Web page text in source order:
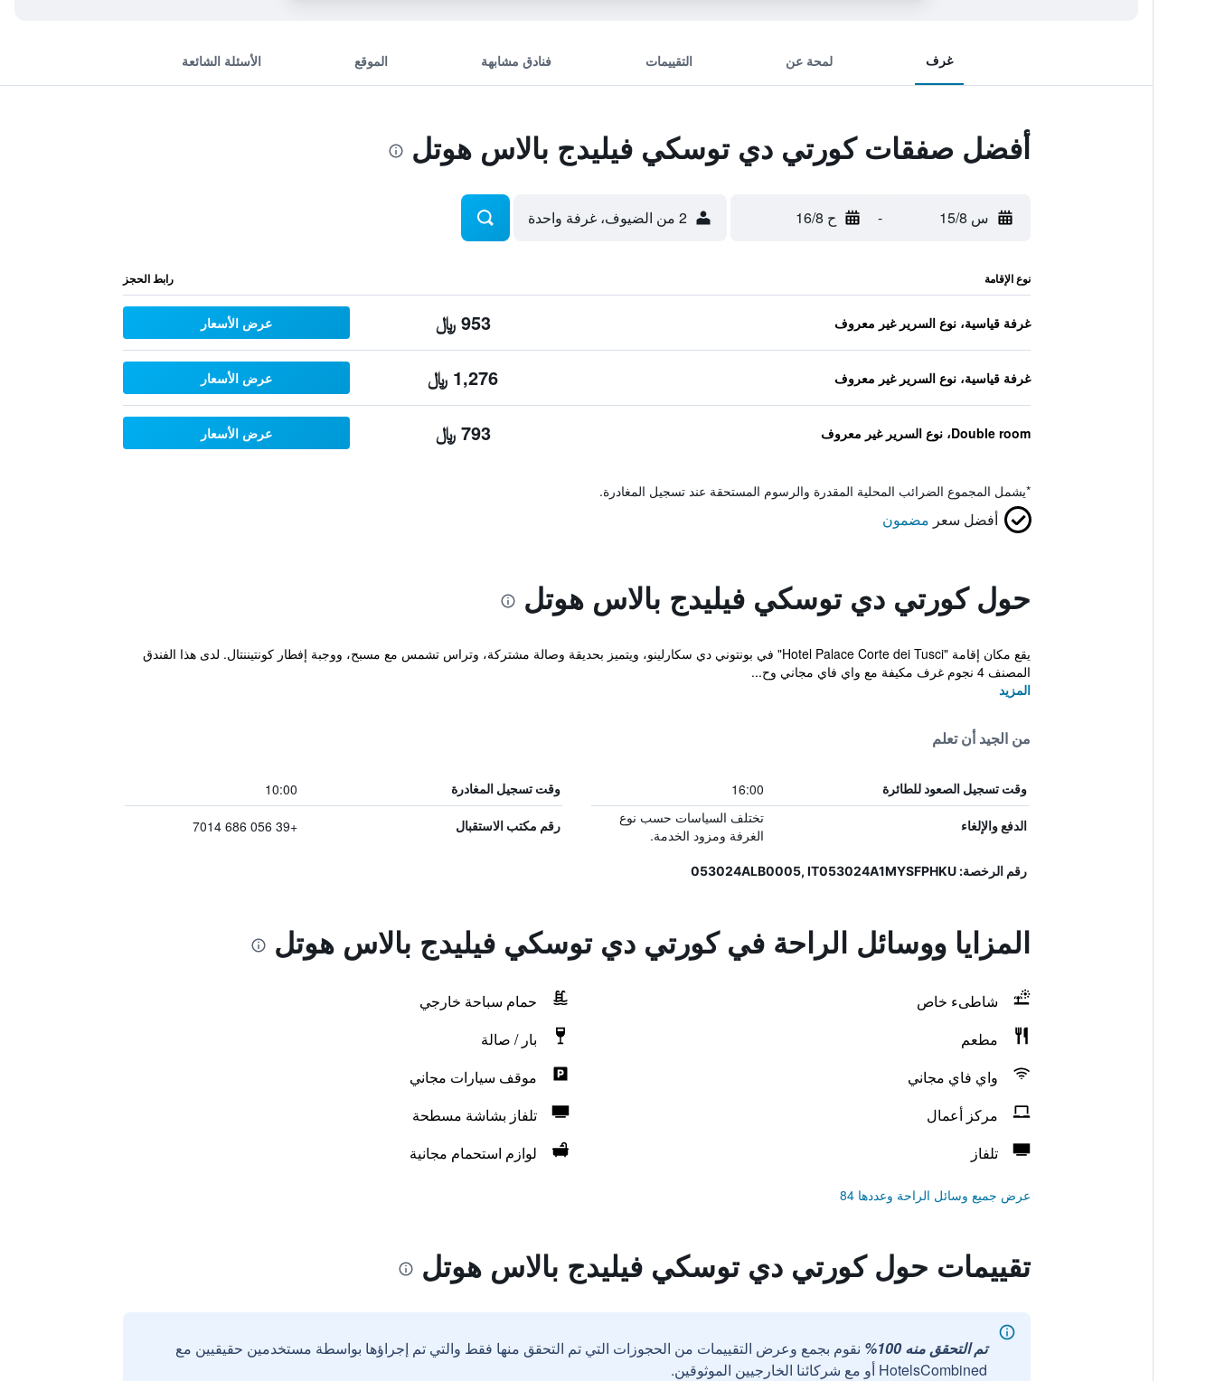
غرف لمحة عن التقييمات فنادق مشابهة الموقع الأسئلة الشائعة
أفضل صفقات كورتي دي توسكي فيليدج بالاس هوتل
س 15/8 - ح 16/8 2 من الضيوف، غرفة واحدة
نوع الإقامة رابط الحجز
غرفة قياسية، نوع السرير غير معروف 953 ﷼ عرض الأسعار
غرفة قياسية، نوع السرير غير معروف 1,276 ﷼ عرض الأسعار
Double room، نوع السرير غير معروف 793 ﷼ عرض الأسعار
*يشمل المجموع الضرائب المحلية المقدرة والرسوم المستحقة عند تسجيل المغادرة.
أفضل سعر مضمون
حول كورتي دي توسكي فيليدج بالاس هوتل
يقع مكان إقامة "Hotel Palace Corte dei Tusci" في بونتوني دي سكارلينو، ويتميز بحديقة وصالة مشتركة، وتراس تشمس مع مسبح، ووجبة إفطار كونتيننتال. لدى هذا الفندق
المصنف 4 نجوم غرف مكيفة مع واي فاي مجاني وح...
المزيد
من الجيد أن تعلم
وقت تسجيل الصعود للطائرة 16:00 وقت تسجيل المغادرة 10:00
الدفع والإلغاء
تختلف السياسات حسب نوع
الغرفة ومزود الخدمة.
رقم مكتب الاستقبال +39 056 686 7014
رقم الرخصة: 053024ALB0005, IT053024A1MYSFPHKU
المزايا ووسائل الراحة في كورتي دي توسكي فيليدج بالاس هوتل
شاطىء خاص
حمام سباحة خارجي
مطعم
بار / صالة
واي فاي مجاني
موقف سيارات مجاني
مركز أعمال
تلفاز بشاشة مسطحة
تلفاز
لوازم استحمام مجانية
عرض جميع وسائل الراحة وعددها 84
تقييمات حول كورتي دي توسكي فيليدج بالاس هوتل
تم التحقق منه 100%
نقوم بجمع وعرض التقييمات من الحجوزات التي تم التحقق منها فقط والتي تم إجراؤها بواسطة مستخدمين حقيقيين مع
HotelsCombined أو مع شركائنا الخارجيين الموثوقين.